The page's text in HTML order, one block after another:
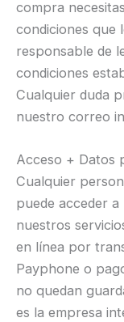
compra
condiciones que
responsable de
condiciones
Cualquier duda
nuestro correo
Acceso + ​​Datos
Cualquier
puede acceder
nuestros
en línea por
Payphone o
no quedan
es la empresa